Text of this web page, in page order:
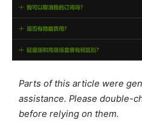
Parts of this article were
assistance. Please double-
before relying on them.